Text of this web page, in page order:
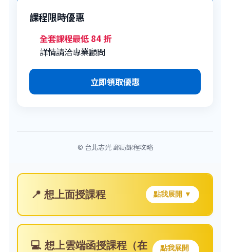
課程限時優惠
全套課程最低 84 折
詳情請洽專業顧問
立即領取優惠
© 台北志光 郵局課程攻略
📍 想上面授課程 點我展開 ▼
💻 想上雲端函授課程（在 點我展開